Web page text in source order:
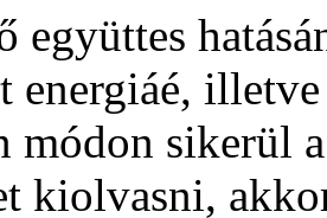
együttes
energiáé,
módon sikerül
kiolvasni,